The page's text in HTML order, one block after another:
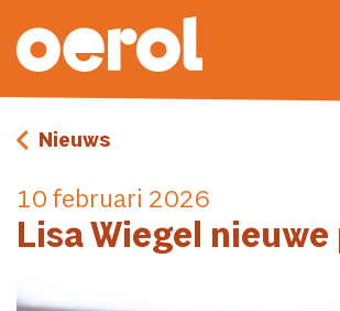
Nieuws
10 februari 2026
Lisa Wiegel